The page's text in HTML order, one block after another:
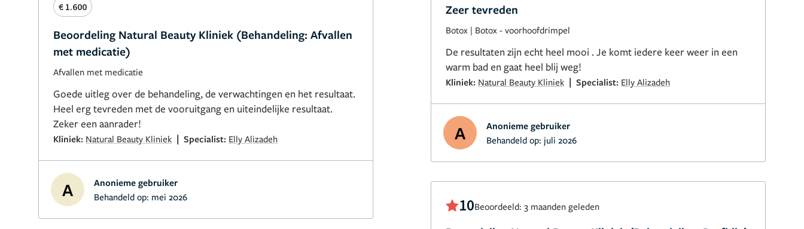
€ 1.600
Beoordeling Natural Beauty Kliniek (Behandeling: Afvallen
met medicatie)
Afvallen met medicatie
Goede uitleg over de behandeling, de verwachtingen en het resultaat.
Heel erg tevreden met de vooruitgang en uiteindelijke resultaat.
Zeker een aanrader!
Kliniek: Natural Beauty Kliniek | Specialist: Elly Alizadeh
A
Anonieme gebruiker
Behandeld op: mei 2026
Zeer tevreden
Botox | Botox - voorhoofdrimpel
De resultaten zijn echt heel mooi . Je komt iedere keer weer in een
warm bad en gaat heel blij weg!
Kliniek: Natural Beauty Kliniek | Specialist: Elly Alizadeh
A
Anonieme gebruiker
Behandeld op: juli 2026
10Beoordeeld: 3 maanden geleden